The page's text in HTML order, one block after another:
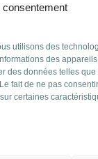
consentement
utilisons des
des
des données telles
fait de ne pas
certaines